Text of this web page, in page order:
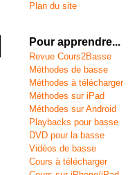
Plan du site
Pour apprendre...
Revue Cours2Basse
Méthodes de basse
Méthodes à télécharger
Méthodes sur iPad
Méthodes sur Android
Playbacks pour basse
DVD pour la basse
Vidéos de basse
Cours à télécharger